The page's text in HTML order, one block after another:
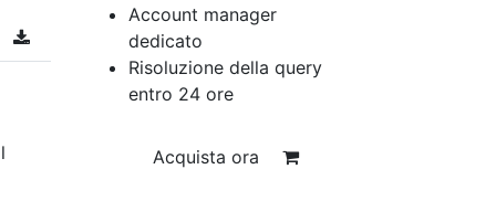
Account manager
dedicato
Risoluzione della query
entro 24 ore
Acquista ora